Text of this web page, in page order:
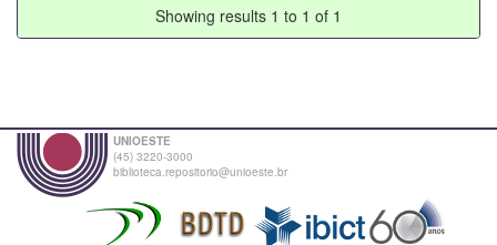
Showing results 1 to 1 of 1
UNIOESTE
(45) 3220-3000
biblioteca.repositorio@unioeste.br